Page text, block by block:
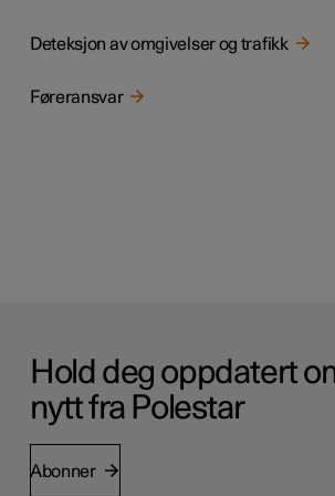
Deteksjon av omgivelser og trafikk
Føreransvar
Hold deg oppdatert
nytt fra Polestar
Abonner